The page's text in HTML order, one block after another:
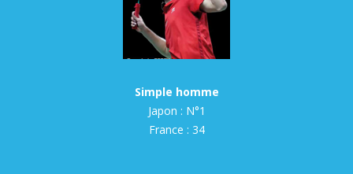
Simple homme
Japon : N°1
France : 34